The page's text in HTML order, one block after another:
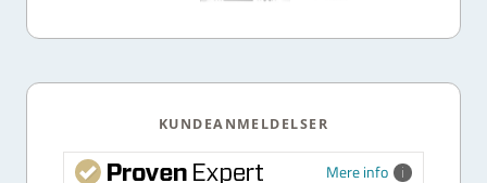
KUNDEANMELDELSER
Mere info